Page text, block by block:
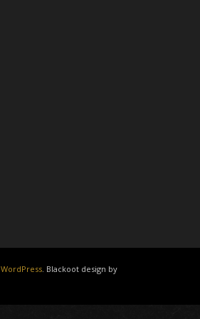
WordPress. Blackoot design by